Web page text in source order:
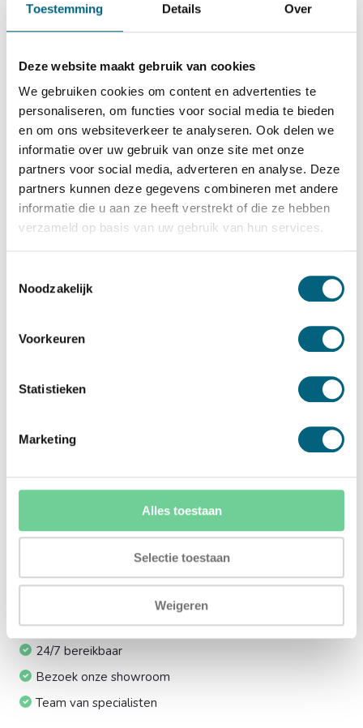
Toestemming Details Over
Deze website maakt gebruik van cookies
We gebruiken cookies om content en advertenties te
personaliseren, om functies voor social media te bieden
en om ons websiteverkeer te analyseren. Ook delen we
informatie over uw gebruik van onze site met onze
partners voor social media, adverteren en analyse. Deze
partners kunnen deze gegevens combineren met andere
informatie die u aan ze heeft verstrekt of die ze hebben
verzameld op basis van uw gebruik van hun services.
Noodzakelijk
Voorkeuren
Statistieken
Marketing
Alles toestaan
Selectie toestaan
Weigeren
Wertheim
Wertheim DWS 1200
7.341,-
Op voorraad
Bekijk de reviews
Zware kwalitatieve officieel ECB-S gecertificeerde
inbraakwerende kluis in de klasse 4 / grade IV / CEN 4
conform EN 1143-1. Standaard uitgevoerd met twee
Betrouwbaar & veilig betalen
Meerprijs installeren begane grond of op etage met
Ja (+€169,00)
Meerprijs electronisch codeslot i.p.v. sleutelslot:
Ik installeer de kluis graag zelf:
Ja, levering tot aan uw voordeur
24/7 bereikbaar
Bezoek onze showroom
Team van specialisten